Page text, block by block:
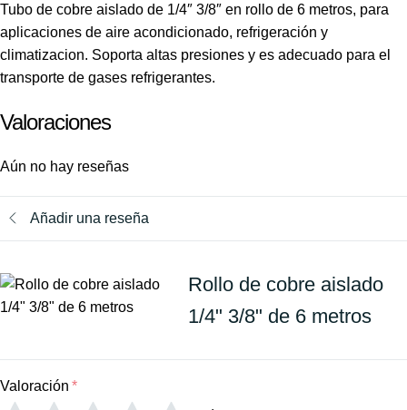
Tubo de cobre aislado de 1/4″ 3/8″ en rollo de 6 metros, para
aplicaciones de aire acondicionado, refrigeración y
climatizacion. Soporta altas presiones y es adecuado para el
transporte de gases refrigerantes.
Valoraciones
Aún no hay reseñas
Añadir una reseña
Rollo de cobre aislado
1/4" 3/8" de 6 metros
Valoración *